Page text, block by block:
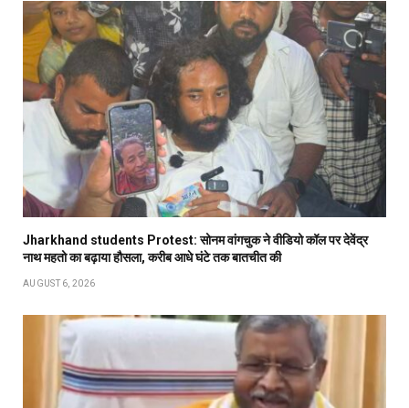
Jharkhand students Protest: सोनम वांगचुक ने वीडियो कॉल पर देवेंद्र
नाथ महतो का बढ़ाया हौसला, करीब आधे घंटे तक बातचीत की
AUGUST 6, 2026